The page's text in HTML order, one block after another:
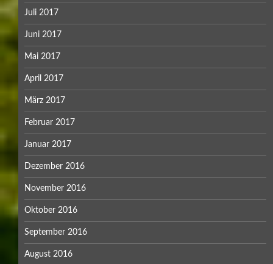
Juli 2017
Juni 2017
Mai 2017
April 2017
März 2017
Februar 2017
Januar 2017
Dezember 2016
November 2016
Oktober 2016
September 2016
August 2016